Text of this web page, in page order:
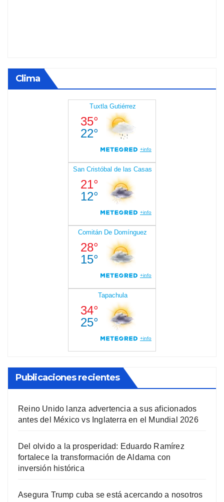
Clima
Publicaciones recientes
Reino Unido lanza advertencia a sus aficionados
antes del México vs Inglaterra en el Mundial 2026
Del olvido a la prosperidad: Eduardo Ramírez
fortalece la transformación de Aldama con
inversión histórica
Asegura Trump cuba se está acercando a nosotros